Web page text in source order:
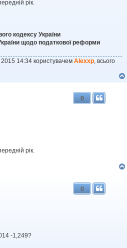
рік.
кодексу України
щодо податкової реформи
2015 14:34 користувачем Alexxp, всього
0
рік.
0
-1,249?